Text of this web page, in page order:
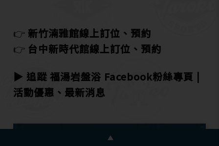
👉 新竹湳雅館線上訂位、預約
👉 台中新時代館線上訂位、預約
▶ 追蹤 福湯岩盤浴 Facebook粉絲專頁 |
活動優惠、最新消息